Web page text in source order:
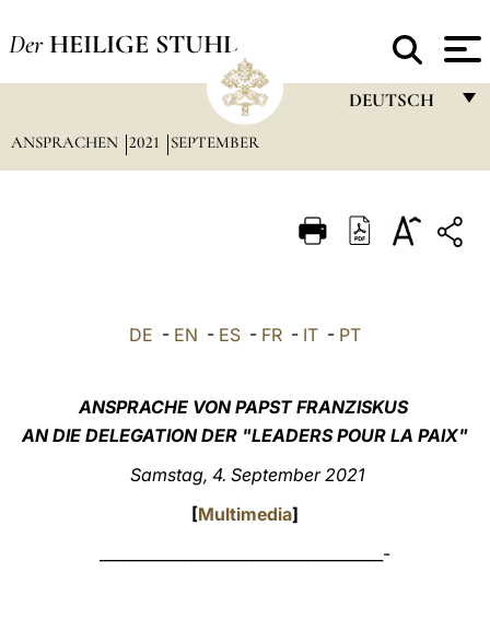
Der HEILIGE STUHL
DEUTSCH
ITALIANO
POLSKI
العربيّة
中文
ANSPRACHEN 2021 SEPTEMBER
DE - EN - ES - FR - IT - PT
ANSPRACHE VON PAPST FRANZISKUS
AN DIE DELEGATION DER "LEADERS POUR LA PAIX"
Samstag, 4. September 2021
[Multimedia]
_____________________________________-